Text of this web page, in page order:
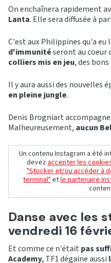
On enchaînera rapidement
Lanta. Elle sera diffusée à
C'est aux Philippines qu'a eu
d'immunitéseront au coeur
colliers mis en jeu, des
Il y aura aussi des nouvelles
en pleine jungle.
Denis Brogniart
Malheureusement, aucun
Un contenu Instagram a été
devezaccepter les
"Stocker et/ou accéder à
terminal"etle partenaire
Danse avec les
vendredi 16
Et comme ce n'était pas
Academy, TF1 dégaine aussi